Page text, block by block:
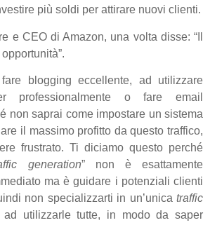
più soldi per attirare nuovi clienti.
e CEO di Amazon, una volta disse: “Il
blogging eccellente, ad utilizzare
professionalmente o fare email
non saprai come impostare un sistema
il massimo profitto da questo traffico,
frustrato. Ti diciamo questo perché
generation” non è esattamente
ma è guidare i potenziali clienti
non specializzarti in un’unica traffic
ad utilizzarle tutte, in modo da saper